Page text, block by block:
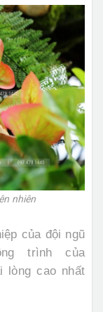
nhiên
của đội ngũ
trình của
lòng cao nhất